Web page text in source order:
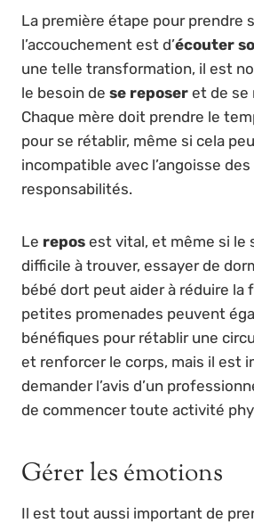
La première étape pour prendre
l’accouchement est d’écouter
une telle transformation, il est
le besoin de se reposer et de se
Chaque mère doit prendre le
pour se rétablir, même si cela
incompatible avec l’angoisse
responsabilités.
Le repos est vital, et même si le
difficile à trouver, essayer de
bébé dort peut aider à réduire la
petites promenades peuvent
bénéfiques pour rétablir une
et renforcer le corps, mais il est
demander l’avis d’un
de commencer toute activité
Gérer les émotions
Il est tout aussi important de